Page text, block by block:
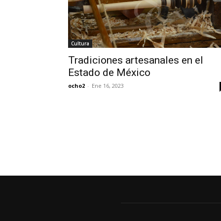
Cultura
Tradiciones artesanales en el
Estado de México
ocho2 - Ene 16, 2023